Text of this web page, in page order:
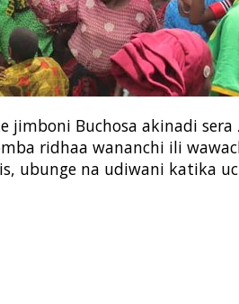
jimboni Buchosa akinadi sera
ridhaa wananchi ili
ubunge na udiwani katika